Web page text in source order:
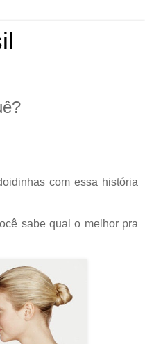
com essa história
sabe qual o melhor pra